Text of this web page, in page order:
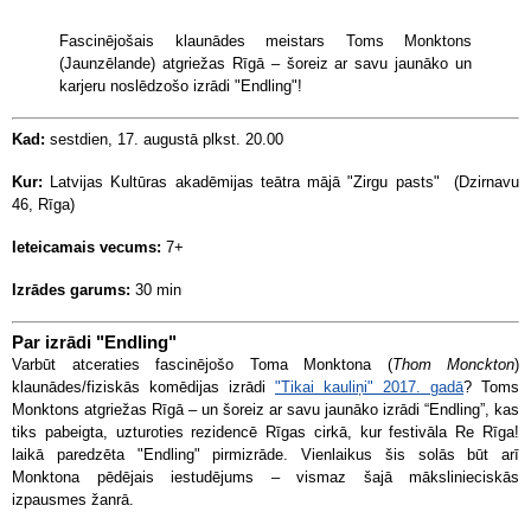
Fascinējošais klaunādes meistars Toms Monktons
(Jaunzēlande) atgriežas Rīgā – šoreiz ar savu jaunāko un
karjeru noslēdzošo izrādi "Endling"!
Kad: sestdien, 17. augustā plkst. 20.00
Kur: Latvijas Kultūras akadēmijas teātra mājā "Zirgu pasts" (Dzirnavu
46, Rīga)
Ieteicamais vecums: 7+
Izrādes garums: 30 min
Par izrādi "Endling"
Varbūt atceraties fascinējošo Toma Monktona (Thom Monckton)
klaunādes/fiziskās komēdijas izrādi "Tikai kauliņi" 2017. gadā? Toms
Monktons atgriežas Rīgā – un šoreiz ar savu jaunāko izrādi “Endling”, kas
tiks pabeigta, uzturoties rezidencē Rīgas cirkā, kur festivāla Re Rīga!
laikā paredzēta "Endling" pirmizrāde. Vienlaikus šis solās būt arī
Monktona pēdējais iestudējums – vismaz šajā mākslinieciskās
izpausmes žanrā.